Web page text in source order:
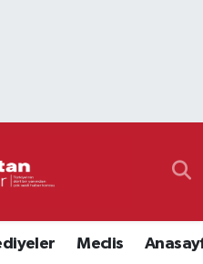
Meclis
ve Fikstür